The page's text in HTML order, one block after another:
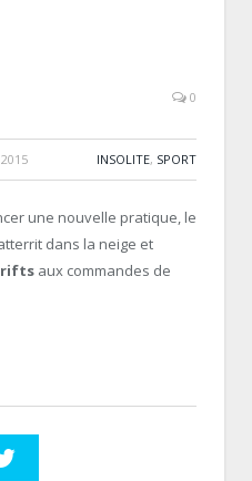
0
INSOLITE, SPORT
une nouvelle pratique, le
dans la neige et
aux commandes de